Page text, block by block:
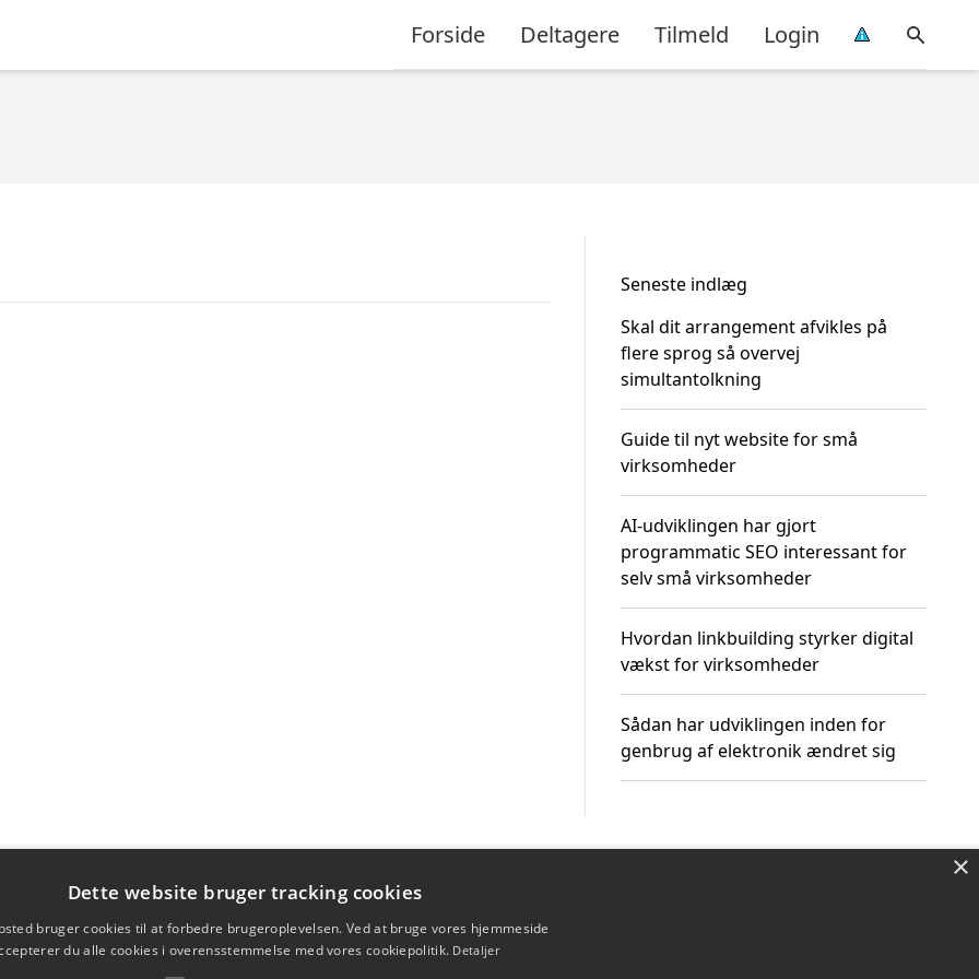
Forside Deltagere Tilmeld Login
Seneste indlæg
Skal dit arrangement afvikles på
flere sprog så overvej
simultantolkning
Guide til nyt website for små
virksomheder
AI-udviklingen har gjort
programmatic SEO interessant for
selv små virksomheder
Hvordan linkbuilding styrker digital
vækst for virksomheder
Sådan har udviklingen inden for
genbrug af elektronik ændret sig
×
Dette website bruger tracking cookies
bruger cookies til at forbedre brugeroplevelsen. Ved at bruge vores hjemmeside
du alle cookies i overensstemmelse med vores cookiepolitik. Detaljer